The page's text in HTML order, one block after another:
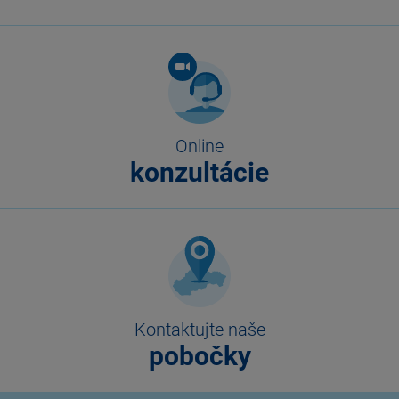
Online
konzultácie
Kontaktujte naše
pobočky